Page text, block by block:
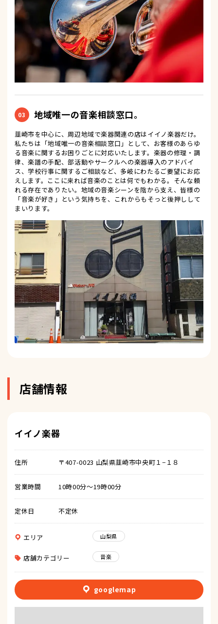
03 地域唯一の音楽相談窓口。
韮崎市を中心に、周辺地域で楽器関連の店はイイノ楽器だけ。
私たちは「地域唯一の音楽相談窓口」として、お客様のあらゆ
る音楽に関するお困りごとに対応いたします。楽器の修理・調
律、楽譜の手配、部活動やサークルへの楽器導入のアドバイ
ス、学校行事に関するご相談など、多岐にわたるご要望にお応
えします。ここに来れば音楽のことは何でもわかる。そんな頼
れる存在でありたい。地域の音楽シーンを陰から支え、皆様の
「音楽が好き」という気持ちを、これからもそっと後押しして
まいります。
店舗情報
イイノ楽器
住所 〒407-0023 山梨県韮崎市中央町１−１８
営業時間 10時00分～19時00分
定休日 不定休
エリア 山梨県
店舗カテゴリー 音楽
googlemap